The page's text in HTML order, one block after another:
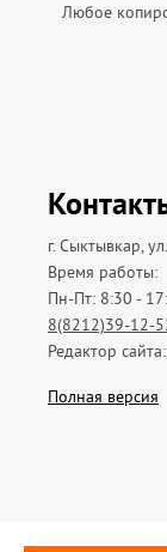
Любое
г. Сыктывкар,
Время работы:
Пн-Пт: 8:30 -
8(8212)39-12-
Редактор сайта:
Полная версия